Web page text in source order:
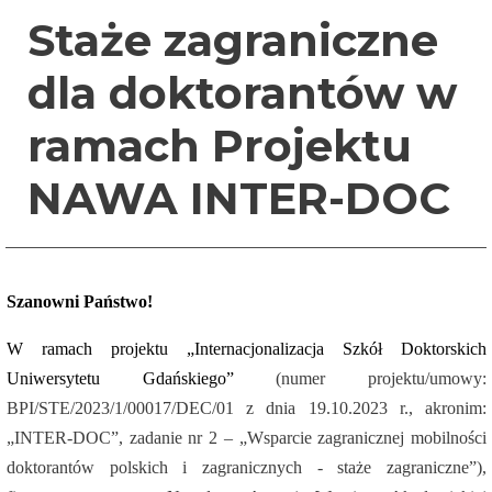
Staże zagraniczne
dla doktorantów w
ramach Projektu
NAWA INTER-DOC
Szanowni Państwo!
W ramach projektu „Internacjonalizacja Szkół Doktorskich
Uniwersytetu Gdańskiego”(numer projektu/umowy:
BPI/STE/2023/1/00017/DEC/01 z dnia 19.10.2023 r., akronim:
„INTER-DOC”, zadanie nr 2 – „Wsparcie zagranicznej mobilności
doktorantów polskich i zagranicznych - staże zagraniczne”),